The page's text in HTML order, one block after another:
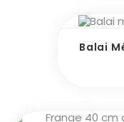
Balai